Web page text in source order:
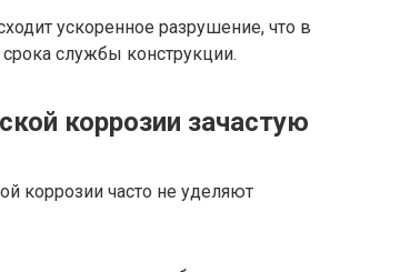
ускоренное разрушение, что в
службы конструкции.
коррозии зачастую
коррозии часто не уделяют